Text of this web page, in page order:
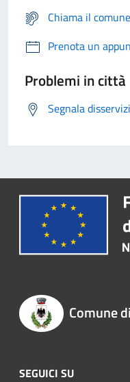
Chiama il
Prenota un
Problemi in città
Segnala
Comune
SEGUICI SU